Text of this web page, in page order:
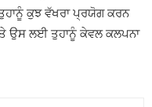
ਕੁਝ ਵੱਖਰਾ ਪ੍ਰਯੋਗ ਕਰਨ
ਉਸ ਲਈ ਤੁਹਾਨੂੰ ਕੇਵਲ ਕਲਪਨਾ